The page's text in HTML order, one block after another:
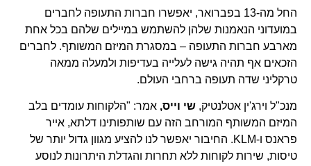
החל מה-13 בפברואר, יאפשרו חברות התעופה לחברים
במועדוני הנאמנות שלהן להשתמש במיילים שלהם בכל אחת
מארבע חברות התעופה – במסגרת המיזם המשותף. לחברים
הזכאים אף תהיה גישה לעלייה בעדיפות ולמעלה ממאה
טרקליני שדה תעופה ברחבי העולם.
מנכ"ל וירג'ין אטלנטיק,שי וייס,אמר: "הלקוחות עומדים בלב
המיזם המשותף המורחב הזה עם שותפותינו דלתא, אייר
פראנס ו-KLM. החיבור יאפשר לנו להציע מגוון גדול יותר של
טיסות, שירות לקוחות ללא תחרות והגדלת היתרונות לנוסע